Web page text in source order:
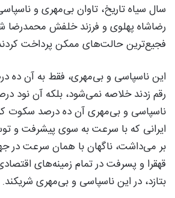
سال سیاه تاریخ، تاوان بی‌مهری و
رضاشاه پهلوی و فرزند خلفش محمدرضا
فجیع‌ترین حالت‌های ممکن پرداخت
رقم زدند خلاصه نمی‌شود، بلکه آن نود
ناسپاسی و بی‌مهری آن ده درصد سکوت
ایرانی که با سرعت به سوی پیشرفت و
بر می‌داشت، ناگهان با همان سرعت
قهقرا و پسرفت در تمام زمینه‌های
بتازد، در این ناسپاسی و بی‌مهری شریکند.